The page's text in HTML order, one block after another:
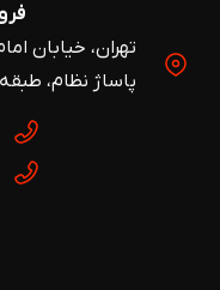
تهران، خیابان
پاساژ نظام،